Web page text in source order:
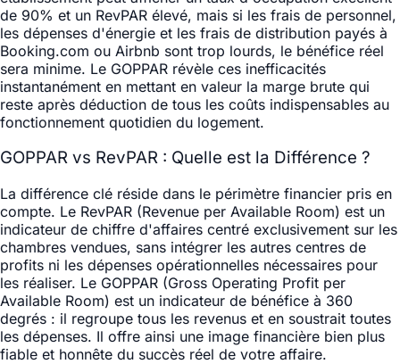
de 90% et un RevPAR élevé, mais si les frais de personnel,
les dépenses d'énergie et les frais de distribution payés à
Booking.com ou Airbnb sont trop lourds, le bénéfice réel
sera minime. Le GOPPAR révèle ces inefficacités
instantanément en mettant en valeur la marge brute qui
reste après déduction de tous les coûts indispensables au
fonctionnement quotidien du logement.
GOPPAR vs RevPAR : Quelle est la Différence ?
La différence clé réside dans le périmètre financier pris en
compte. Le RevPAR (Revenue per Available Room) est un
indicateur de chiffre d'affaires centré exclusivement sur les
chambres vendues, sans intégrer les autres centres de
profits ni les dépenses opérationnelles nécessaires pour
les réaliser. Le GOPPAR (Gross Operating Profit per
Available Room) est un indicateur de bénéfice à 360
degrés : il regroupe tous les revenus et en soustrait toutes
les dépenses. Il offre ainsi une image financière bien plus
fiable et honnête du succès réel de votre affaire.